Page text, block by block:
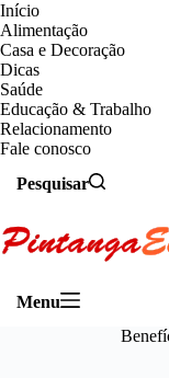
Início
Alimentação
Casa e Decoração
Dicas
Saúde
Educação & Trabalho
Relacionamento
Fale conosco
Pesquisar
Menu